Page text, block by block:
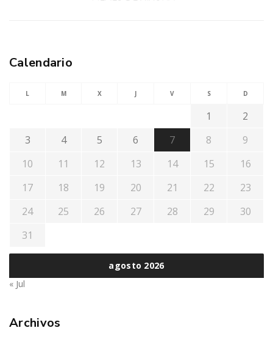
Calendario
agosto 2026
L M X J V S D
1
2
3
4 5 6 7 8
9
10
11 12 13 14 15
16
17
18 19 20 21 22
23
24
25 26 27 28 29
30
31
« Jul
Archivos